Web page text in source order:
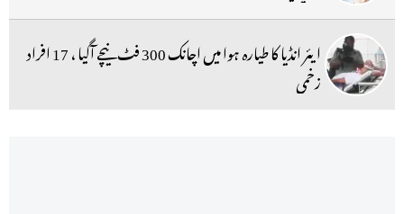
ایئر انڈیا کا طیارہ ہوا میں اچانک 300 فٹ نیچے آگیا ، 17 افراد
زخمی